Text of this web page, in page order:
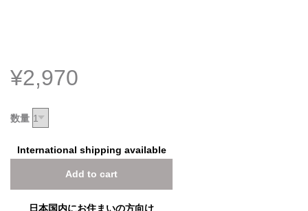
¥2,970
数量
International shipping available
Add to cart
日本国内にお住まいの方向け